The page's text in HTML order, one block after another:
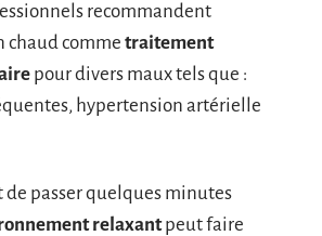
recommandent
chaud comme traitement
pour divers maux tels que :
hypertension artérielle
de passer quelques minutes
relaxantpeut faire